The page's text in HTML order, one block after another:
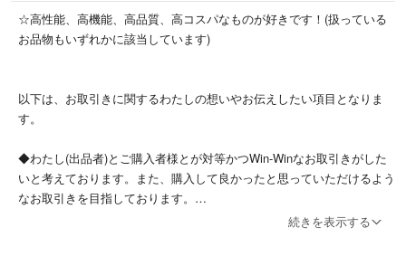
場合は送料分のお値引きは可能です。
#ダニ捕りロボ
#ダニ取り
#ダニアレルギー
#ダニ予防
#ダニ対策
#防ダニ
☆高性能、高機能、高品質、高コスパなものが好きです！(扱っている
お品物もいずれかに該当しています)
以下は、お取引きに関するわたしの想いやお伝えしたい項目となりま
す。
◆わたし(出品者)とご購入者様とが対等かつWin-Winなお取引きがした
いと考えております。また、購入して良かったと思っていただけるよう
なお取引きを目指しております。
続きを表示する